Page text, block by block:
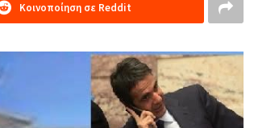
Κοινοποίηση σε Reddit